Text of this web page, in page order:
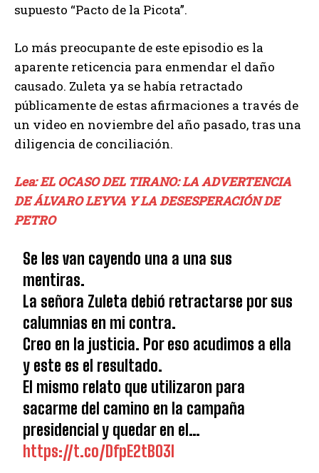
supuesto “Pacto de la Picota”.
Lo más preocupante de este episodio es la
aparente reticencia para enmendar el daño
causado. Zuleta ya se había retractado
públicamente de estas afirmaciones a través de
un video en noviembre del año pasado, tras una
diligencia de conciliación.
Lea: EL OCASO DEL TIRANO: LA ADVERTENCIA
DE ÁLVARO LEYVA Y LA DESESPERACIÓN DE
PETRO
Se les van cayendo una a una sus
mentiras.
La señora Zuleta debió retractarse por sus
calumnias en mi contra.
Creo en la justicia. Por eso acudimos a ella
y este es el resultado.
El mismo relato que utilizaron para
sacarme del camino en la campaña
presidencial y quedar en el…
https://t.co/DfpE2tBO3I